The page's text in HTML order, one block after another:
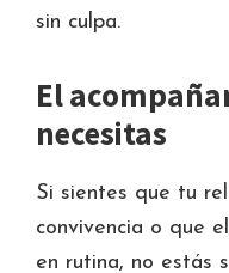
sin culpa.
El
necesitas
Si sientes que tu
convivencia o que
en rutina, no estás